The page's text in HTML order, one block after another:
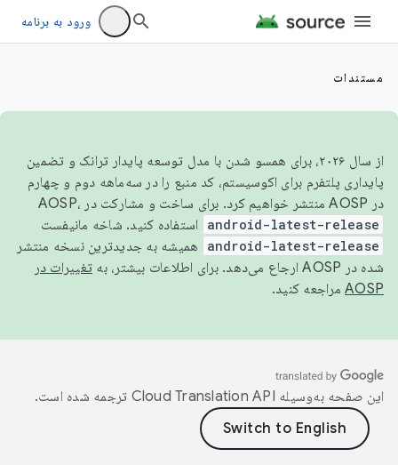
ورود به برنامه
مستندات
از سال ۲۰۲۶، برای همسو شدن با مدل توسعه پایدار ترانک و تضمین
پایداری پلتفرم برای اکوسیستم، کد منبع را در سه‌ماهه دوم و چهارم
در AOSP منتشر خواهیم کرد. برای ساخت و مشارکت در AOSP،
android-latest-release استفاده کنید. شاخه مانیفست
android-latest-release
همیشه به جدیدترین نسخه منتشر
شده در AOSP ارجاع می‌دهد. برای اطلاعات بیشتر، به
تغییرات در
AOSP مراجعه کنید.
این صفحه به‌وسیله ترجمه شده است.